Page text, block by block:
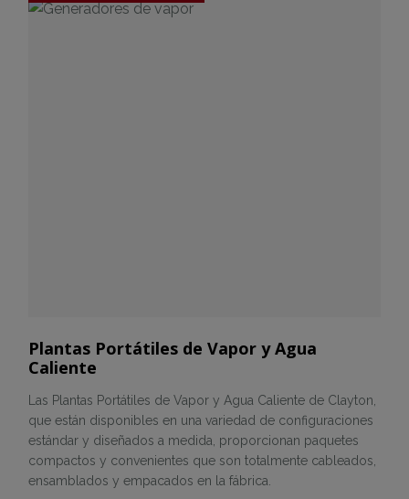
Plantas Portátiles de Vapor y Agua
Caliente
Las Plantas Portátiles de Vapor y Agua Caliente de Clayton,
que están disponibles en una variedad de configuraciones
estándar y diseñados a medida, proporcionan paquetes
compactos y convenientes que son totalmente cableados,
ensamblados y empacados en la fábrica.